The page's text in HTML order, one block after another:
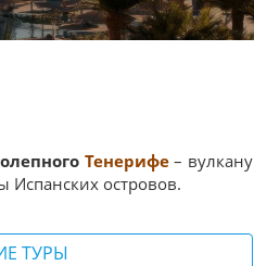
Тенерифе – вулкану
Испанских островов.
ТУРЫ